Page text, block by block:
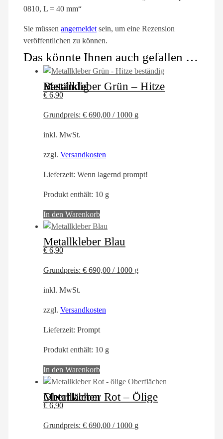
0810, L = 40 mm“
Sie müssen angemeldet sein, um eine Rezension
veröffentlichen zu können.
Das könnte Ihnen auch gefallen …
Metallkleber Grün – Hitze Beständig
€6,90
Grundpreis: € 690,00 / 1000 g
inkl. MwSt.
zzgl. Versandkosten
Lieferzeit: Wenn lagernd prompt!
Produkt enthält: 10 g
In den Warenkorb
Metallkleber Blau
€6,90
Grundpreis: € 690,00 / 1000 g
inkl. MwSt.
zzgl. Versandkosten
Lieferzeit: Prompt
Produkt enthält: 10 g
In den Warenkorb
Metallkleber Rot – Ölige Oberflächen
€6,90
Grundpreis: € 690,00 / 1000 g